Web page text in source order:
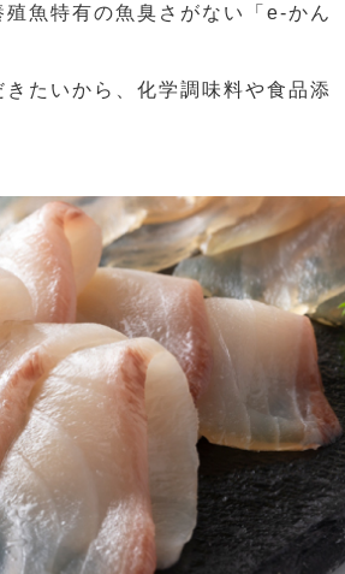
魚特有の魚臭さがない「e-かん
たいから、化学調味料や食品添